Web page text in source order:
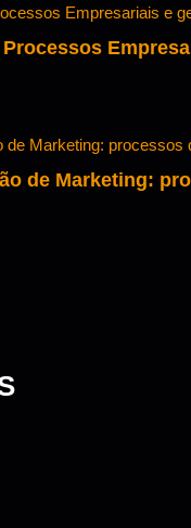
de Marketing: